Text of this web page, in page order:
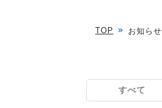
TOP お知らせ
すべて